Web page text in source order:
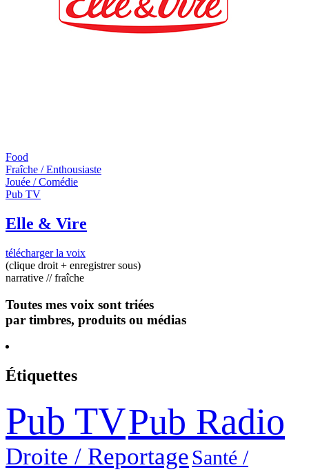
Food
Fraîche / Enthousiaste
Jouée / Comédie
Pub TV
Elle & Vire
télécharger la voix
(clique droit + enregistrer sous)
narrative // fraîche
Toutes mes voix sont triées
par timbres, produits ou médias
Étiquettes
Pub TVPub Radio
Droite / Reportage Santé /